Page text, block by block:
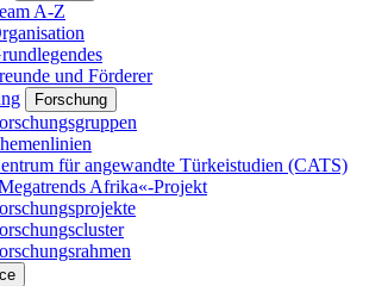
A-Z
und Förderer
Forschung
für angewandte Türkeistudien (CATS)
Afrika«-Projekt